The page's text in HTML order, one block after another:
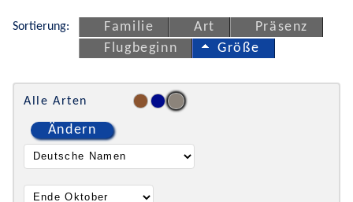
Sortierung: Familie Art
Präsenz
Flugbeginn
Größe
Alle Arten
Ändern